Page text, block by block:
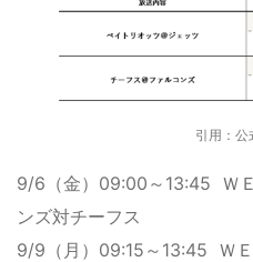
引用：公
9/6（金）09:00～13:45 Ｗ
ンズ対チーフス
9/9（月）09:15～13:45 Ｗ